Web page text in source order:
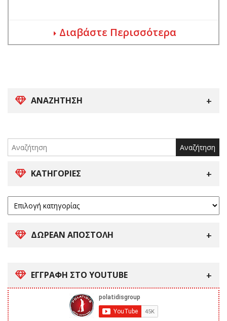
ΑΝΑΖΉΤΗΣΗ
for:
ΚΑΤΗΓΟΡΊΕΣ
ΔΩΡΕΑΝ ΑΠΟΣΤΟΛΗ
ΕΓΓΡΑΦΗ ΣΤΟ YOUTUBE
Διαβάστε Περισσότερα